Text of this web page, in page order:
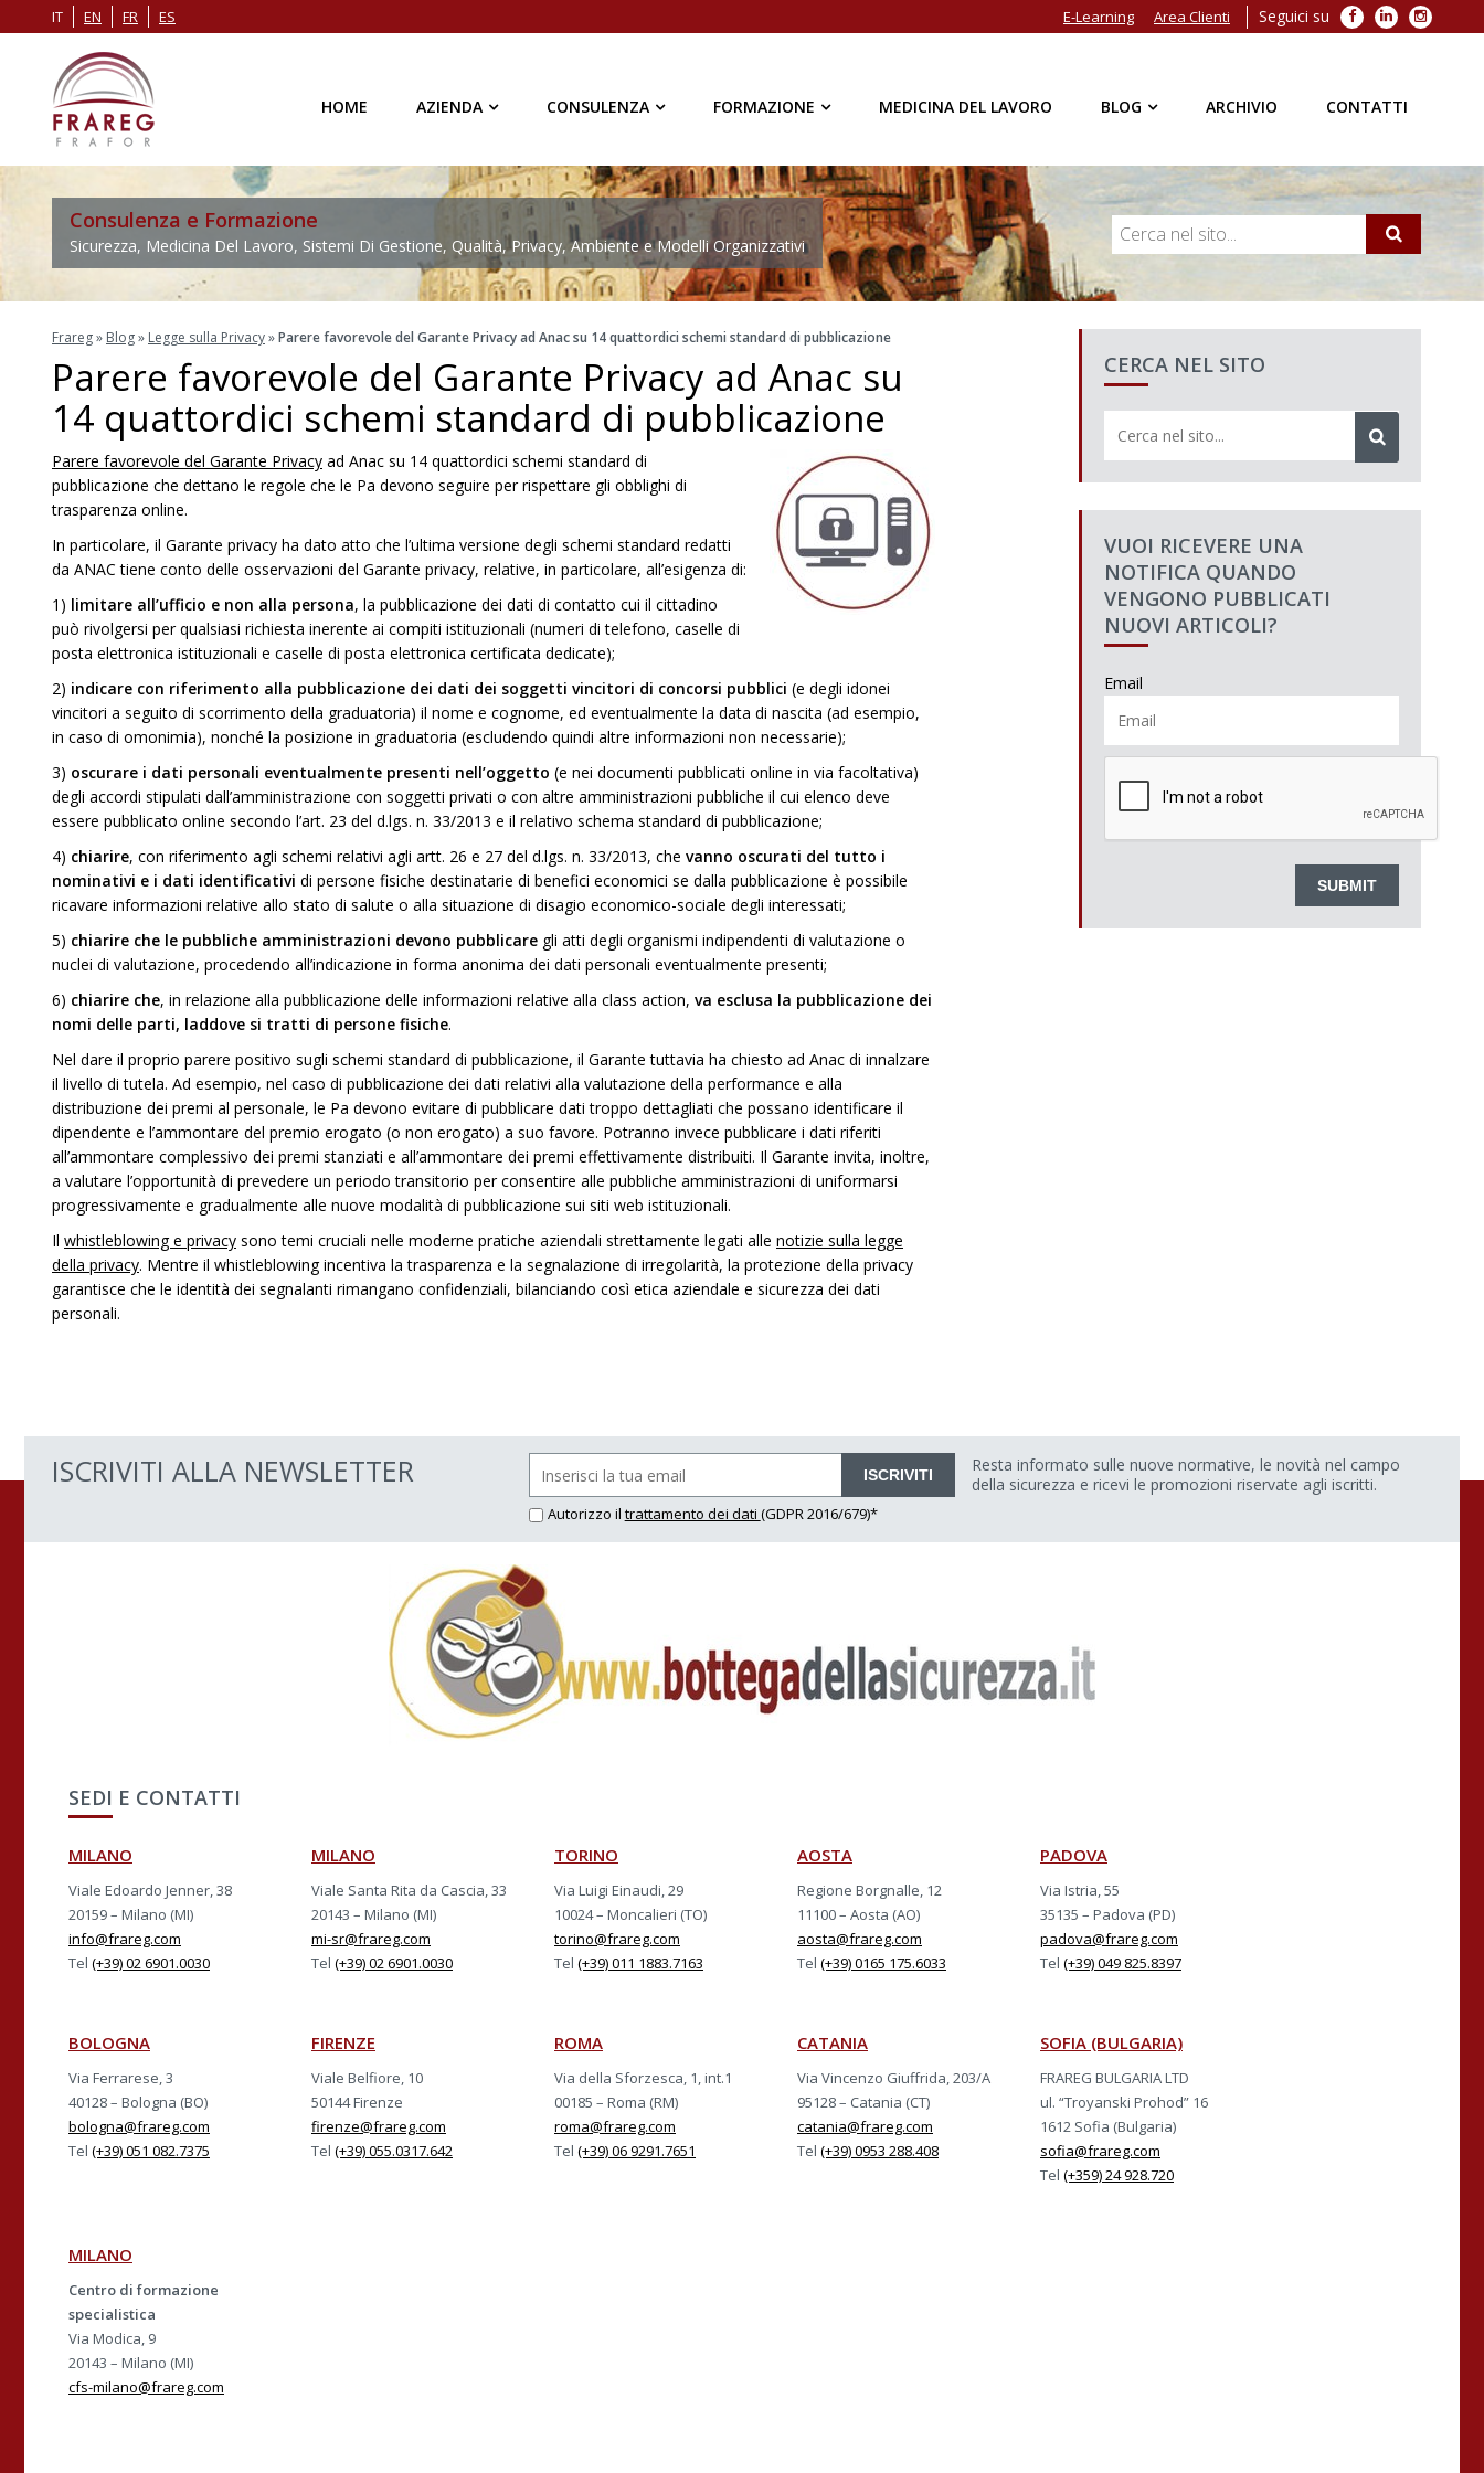
IT EN FR ES Seguici su Facebook
LinkedIn
E-Learning Area Clienti
HOME AZIENDA CONSULENZA FORMAZIONE MEDICINA DEL LAVORO BLOG ARCHIVIO CONTATTI
Consulenza e Formazione
Sicurezza, Medicina Del Lavoro, Sistemi Di Gestione, Qualità, Privacy, Ambiente e Modelli Organizzativi
Frareg» Blog» Legge sulla Privacy»Parere favorevole del Garante Privacy ad Anac su 14 quattordici schemi standard di pubblicazione
Parere favorevole del Garante Privacy ad Anac su
14 quattordici schemi standard di pubblicazione
Parere favorevole del Garante Privacy ad Anac su 14 quattordici schemi standard di
pubblicazione che dettano le regole che le Pa devono seguire per rispettare gli obblighi di
trasparenza online.
In particolare, il Garante privacy ha dato atto che l’ultima versione degli schemi standard redatti
da ANAC tiene conto delle osservazioni del Garante privacy, relative, in particolare, all’esigenza di:
1) limitare all’ufficio e non alla persona, la pubblicazione dei dati di contatto cui il cittadino
può rivolgersi per qualsiasi richiesta inerente ai compiti istituzionali (numeri di telefono, caselle di
posta elettronica istituzionali e caselle di posta elettronica certificata dedicate);
2) indicare con riferimento alla pubblicazione dei dati dei soggetti vincitori di concorsi pubblici (e degli idonei
vincitori a seguito di scorrimento della graduatoria) il nome e cognome, ed eventualmente la data di nascita (ad esempio,
in caso di omonimia), nonché la posizione in graduatoria (escludendo quindi altre informazioni non necessarie);
3) oscurare i dati personali eventualmente presenti nell’oggetto (e nei documenti pubblicati online in via facoltativa)
degli accordi stipulati dall’amministrazione con soggetti privati o con altre amministrazioni pubbliche il cui elenco deve
essere pubblicato online secondo l’art. 23 del d.lgs. n. 33/2013 e il relativo schema standard di pubblicazione;
4) chiarire, con riferimento agli schemi relativi agli artt. 26 e 27 del d.lgs. n. 33/2013, che vanno oscurati del tutto i
nominativi e i dati identificativi di persone fisiche destinatarie di benefici economici se dalla pubblicazione è possibile
ricavare informazioni relative allo stato di salute o alla situazione di disagio economico-sociale degli interessati;
5) chiarire che le pubbliche amministrazioni devono pubblicare gli atti degli organismi indipendenti di valutazione o
nuclei di valutazione, procedendo all’indicazione in forma anonima dei dati personali eventualmente presenti;
6) chiarire che, in relazione alla pubblicazione delle informazioni relative alla class action, va esclusa la pubblicazione dei
nomi delle parti, laddove si tratti di persone fisiche.
Nel dare il proprio parere positivo sugli schemi standard di pubblicazione, il Garante tuttavia ha chiesto ad Anac di innalzare
il livello di tutela. Ad esempio, nel caso di pubblicazione dei dati relativi alla valutazione della performance e alla
distribuzione dei premi al personale, le Pa devono evitare di pubblicare dati troppo dettagliati che possano identificare il
dipendente e l’ammontare del premio erogato (o non erogato) a suo favore. Potranno invece pubblicare i dati riferiti
all’ammontare complessivo dei premi stanziati e all’ammontare dei premi effettivamente distribuiti. Il Garante invita, inoltre,
a valutare l’opportunità di prevedere un periodo transitorio per consentire alle pubbliche amministrazioni di uniformarsi
progressivamente e gradualmente alle nuove modalità di pubblicazione sui siti web istituzionali.
Il whistleblowing e privacy sono temi cruciali nelle moderne pratiche aziendali strettamente legati alle notizie sulla legge
della privacy. Mentre il whistleblowing incentiva la trasparenza e la segnalazione di irregolarità, la protezione della privacy
garantisce che le identità dei segnalanti rimangano confidenziali, bilanciando così etica aziendale e sicurezza dei dati
personali.
CERCA NEL SITO
VUOI RICEVERE UNA
NOTIFICA QUANDO
VENGONO PUBBLICATI
NUOVI ARTICOLI?
Email
ISCRIVITI ALLA NEWSLETTER ISCRIVITI
Autorizzo il trattamento dei dati (GDPR 2016/679)*
Resta informato sulle nuove normative, le novità nel campo
della sicurezza e ricevi le promozioni riservate agli iscritti.
SEDI E CONTATTI
MILANO
Viale Edoardo Jenner, 38
20159 – Milano (MI)
info@frareg.com
Tel (+39) 02 6901.0030
MILANO
Viale Santa Rita da Cascia, 33
20143 – Milano (MI)
mi-sr@frareg.com
Tel (+39) 02 6901.0030
TORINO
Via Luigi Einaudi, 29
10024 – Moncalieri (TO)
torino@frareg.com
Tel (+39) 011 1883.7163
AOSTA
Regione Borgnalle, 12
11100 – Aosta (AO)
aosta@frareg.com
Tel (+39) 0165 175.6033
PADOVA
Via Istria, 55
35135 – Padova (PD)
padova@frareg.com
Tel (+39) 049 825.8397
BOLOGNA
Via Ferrarese, 3
40128 – Bologna (BO)
bologna@frareg.com
Tel (+39) 051 082.7375
FIRENZE
Viale Belfiore, 10
50144 Firenze
firenze@frareg.com
Tel (+39) 055.0317.642
ROMA
Via della Sforzesca, 1, int.1
00185 – Roma (RM)
roma@frareg.com
Tel (+39) 06 9291.7651
CATANIA
Via Vincenzo Giuffrida, 203/A
95128 – Catania (CT)
catania@frareg.com
Tel (+39) 0953 288.408
SOFIA (BULGARIA)
FRAREG BULGARIA LTD
ul. “Troyanski Prohod” 16
1612 Sofia (Bulgaria)
sofia@frareg.com
Tel (+359) 24 928.720
MILANO
Centro di formazione
specialistica
Via Modica, 9
20143 – Milano (MI)
cfs-milano@frareg.com